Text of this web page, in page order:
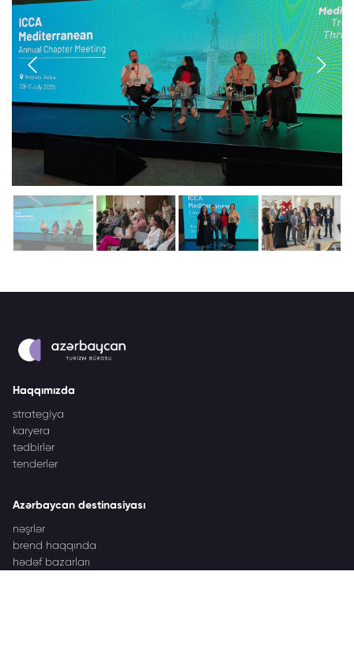
Haqqımızda
strategiya
karyera
tədbirlər
tenderlər
Azərbaycan destinasiyası
nəşrlər
brend haqqında
hədəf bazarları